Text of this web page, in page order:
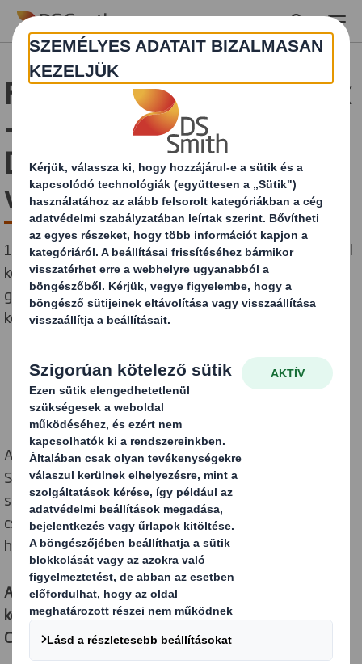
Skip to main content
Fenntarthatósági előnyök
- új Direct Box a belga
Delhaize kereskedelmi
vállalatnál
160 tonna csomagolóanyag-megtakarítás és 30%-kal
kevesebb szén-dioxid a szállítás során az új,
gépesítéssel párosuló csomagolási kialakításnak
köszönhetően
A Delhaize - belga piacvezető szupermarketlánc - a DS
Smith-szel - vezető fenntartható csomagolás
szolgáltatóval – együttműködve optimalizálta
csomagolási folyamatát, hogy a megnövekedett
házhozszállítási igényeknek megfeleljen.
Az új Direct Box csomagolási konstrukcióval a
kereskedelmi cég több mint 87 tonnával csökkentheti
CO2-kibocsátását.